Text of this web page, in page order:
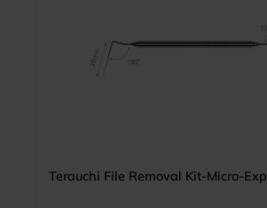
Terauchi File Removal Kit-Micro-